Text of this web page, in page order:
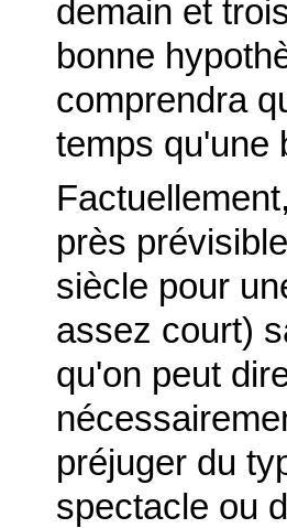
demain et
bonne
comprendra
temps qu'une
près
siècle pour
assez court)
qu'on peut
préjuger du
spectacle ou